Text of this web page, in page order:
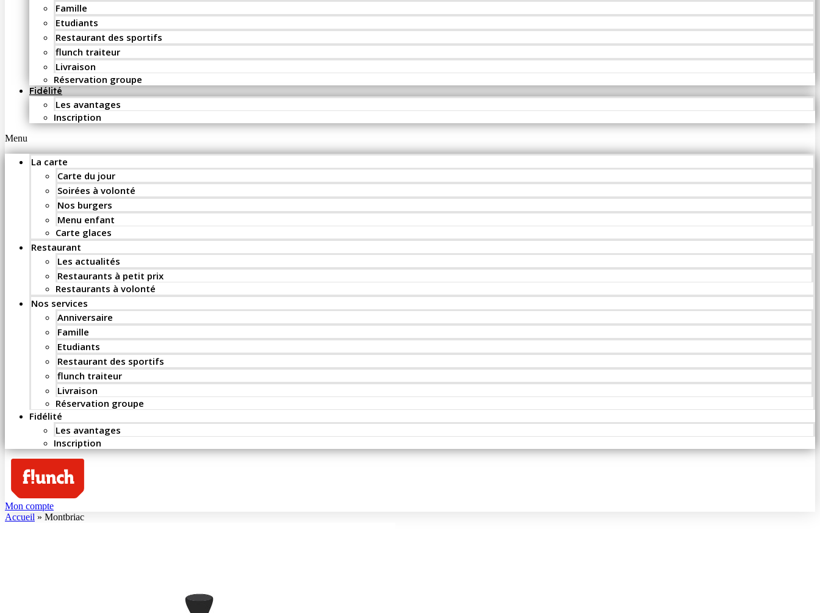
Famille
Etudiants
Restaurant des sportifs
flunch traiteur
Livraison
Réservation groupe
Fidélité
Les avantages
Inscription
Menu
La carte
Carte du jour
Soirées à volonté
Nos burgers
Menu enfant
Carte glaces
Restaurant
Les actualités
Restaurants à petit prix
Restaurants à volonté
Nos services
Anniversaire
Famille
Etudiants
Restaurant des sportifs
flunch traiteur
Livraison
Réservation groupe
Fidélité
Les avantages
Inscription
Mon compte
Accueil » Montbriac